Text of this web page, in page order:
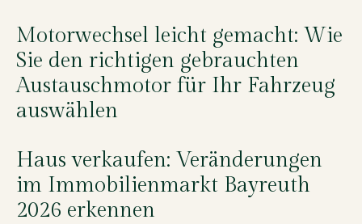
Motorwechsel leicht gemacht: Wie
Sie den richtigen gebrauchten
Austauschmotor für Ihr Fahrzeug
auswählen
Haus verkaufen: Veränderungen
im Immobilienmarkt Bayreuth
2026 erkennen